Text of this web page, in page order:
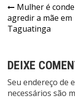
Navegação
de
Mulher é
agredir a mãe em
Taguatinga
DEIXE
Seu endereço de
necessários são